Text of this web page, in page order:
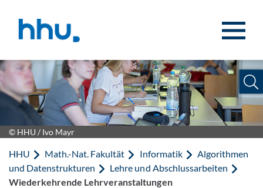
© HHU / Ivo Mayr
HHU Math.-Nat. Fakultät Informatik
Algorithmen
und Datenstrukturen
Lehre und Abschlussarbeiten
Wiederkehrende Lehrveranstaltungen